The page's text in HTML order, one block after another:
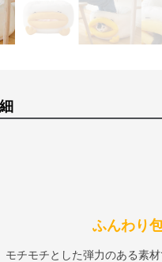
ふんわり
モチモチとした弾力のある素